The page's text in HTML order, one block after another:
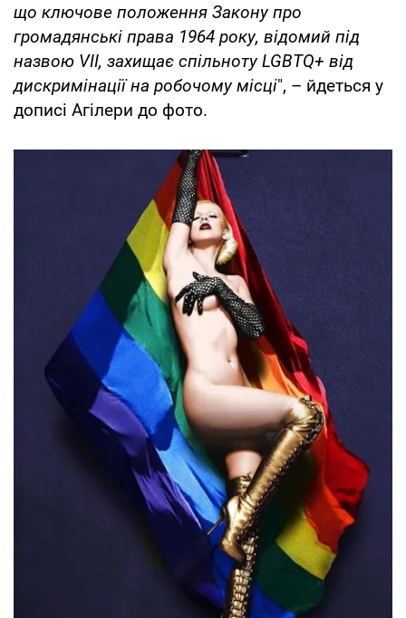
що ключове положення Закону про
громадянські права 1964 року, відомий під
назвою VII, захищає спільноту LGBTQ+ від
дискримінації на робочому місці", – йдеться у
дописі Агілери до фото.